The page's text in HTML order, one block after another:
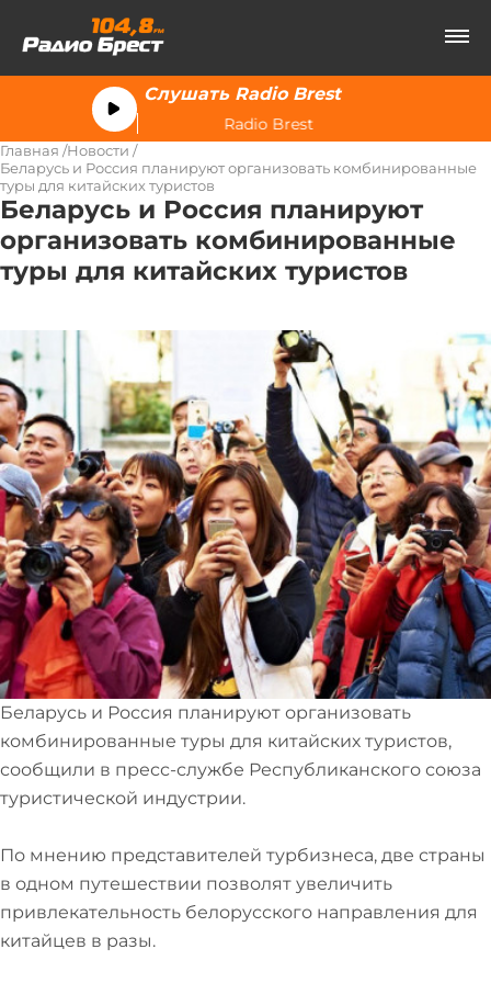
Слушать Radio Brest
Radio Brest
Главная Новости
Беларусь и Россия планируют организовать комбинированные
туры для китайских туристов
Беларусь и Россия планируют
организовать комбинированные
туры для китайских туристов
Беларусь и Россия планируют организовать
комбинированные туры для китайских туристов,
сообщили в пресс-службе Республиканского союза
туристической индустрии.
По мнению представителей турбизнеса, две страны
в одном путешествии позволят увеличить
привлекательность белорусского направления для
китайцев в разы.